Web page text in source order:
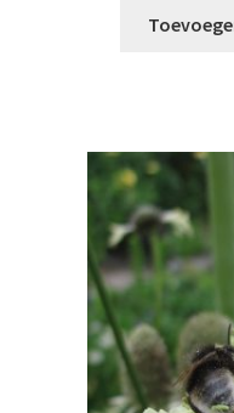
Contact formulier